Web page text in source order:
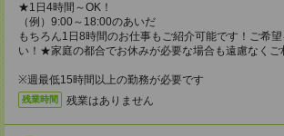
★1日4時間～OK！
（例）9:00～18:00のあいだ
もちろん1日8時間のお仕事もご紹介可能です！ご希
い！★家庭の都合でお休みが必要な場合も遠慮なくご
※週最低15時間以上の勤務が必要です
残業時間 残業はありません